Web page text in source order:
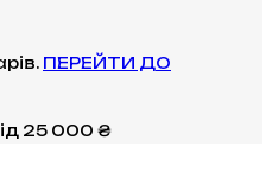
ПЕРЕЙТИ ДО
25 000 ₴